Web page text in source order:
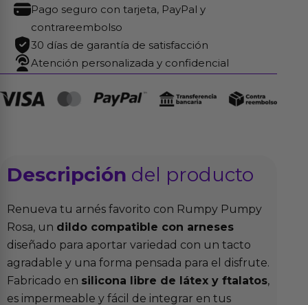
Pago seguro con tarjeta, PayPal y
contrareembolso
30 días de garantía de satisfacción
Atención personalizada y confidencial
Descripción del producto
Renueva tu arnés favorito con Rumpy Pumpy
Rosa, un dildo compatible con arneses
diseñado para aportar variedad con un tacto
agradable y una forma pensada para el disfrute.
Fabricado en silicona libre de látex y ftalatos,
es impermeable y fácil de integrar en tus